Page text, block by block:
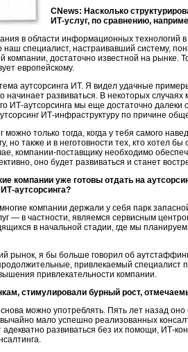
CNews: Насколько
ИТ-услуг, по сравнению,
в области информационных технологий
наш специалист, настраивавший систему,
достаточно известной на рынке.
европейскому.
аутсорсинга ИТ. Я видел удачные
начинает развиваться. В некоторых
ИТ-аутсорсинга мы еще достаточно далеки
ИТ-инфраструктуру по причине
можно только тогда, когда у тебя самого
но также и в неготовности тех, кто хотел бы
компании-поставщику необходимо
оно будет развиваться и станет
компании уже готовы отдать на
ИТ-аутсорсинга?
компании держали у себя парк
— в частности, являемся сервисным
в начальной стадии, где мы
рынок, я бы больше говорил об
привлекаемый специалист
привлекательности компании.
стимулировали бурный рост,
снова можно употреблять. Пять лет назад
мало успешно реализованных
развиваться без их помощи, ИТ-
.